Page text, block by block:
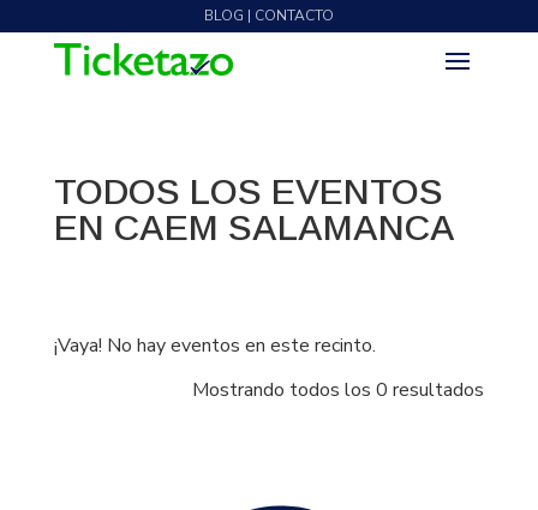
BLOG | CONTACTO
TODOS LOS EVENTOS
EN CAEM SALAMANCA
¡Vaya! No hay eventos en este recinto.
Mostrando todos los 0 resultados